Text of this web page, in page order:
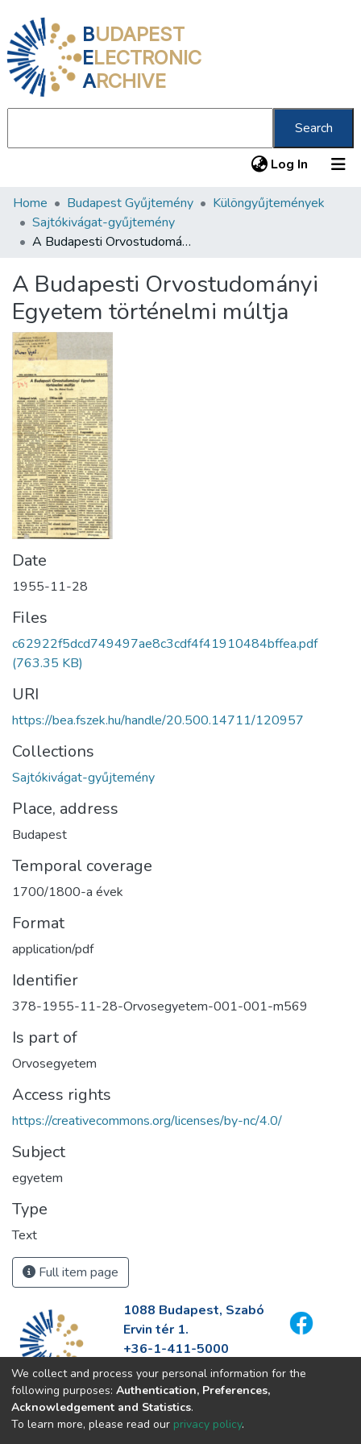
BUDAPEST
ELECTRONIC
ARCHIVE
Search
Log In (current)
Communities & Collections
All of DSpace
About us
Home Budapest Gyűjtemény
Különgyűjtemények
Sajtókivágat-gyűjtemény
A Budapesti Orvostudományi Egyetem történelmi múltja
A Budapesti Orvostudományi
Egyetem történelmi múltja
Date
1955-11-28
Files
c62922f5dcd749497ae8c3cdf4f41910484bffea.pdf
(763.35 KB)
URI
https://bea.fszek.hu/handle/20.500.14711/120957
Collections
Sajtókivágat-gyűjtemény
Place, address
Budapest
Temporal coverage
1700/1800-a évek
Format
application/pdf
Identifier
378-1955-11-28-Orvosegyetem-001-001-m569
Is part of
Orvosegyetem
Access rights
https://creativecommons.org/licenses/by-nc/4.0/
Subject
egyetem
Type
Text
Full item page
1088 Budapest, Szabó
Ervin tér 1.
+36-1-411-5000
info@fszek.hu
https://fszek.hu
We collect and process your personal information for the
following purposes: Authentication, Preferences,
Acknowledgement and Statistics.
To learn more, please read our privacy policy.